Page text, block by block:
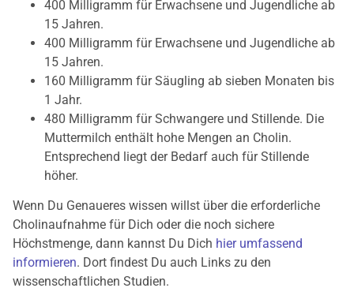
400 Milligramm für Erwachsene und Jugendliche ab
15 Jahren.
400 Milligramm für Erwachsene und Jugendliche ab
15 Jahren.
160 Milligramm für Säugling ab sieben Monaten bis
1 Jahr.
480 Milligramm für Schwangere und Stillende. Die
Muttermilch enthält hohe Mengen an Cholin.
Entsprechend liegt der Bedarf auch für Stillende
höher.
Wenn Du Genaueres wissen willst über die erforderliche
Cholinaufnahme für Dich oder die noch sichere
Höchstmenge, dann kannst Du Dich hier umfassend
informieren. Dort findest Du auch Links zu den
wissenschaftlichen Studien.